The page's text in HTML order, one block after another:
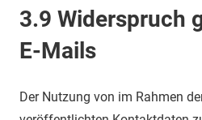
3.9 Widerspruch
E-Mails
Der Nutzung von im Rahmen